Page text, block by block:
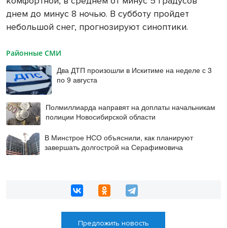
днем до минус 8 ночью. В субботу пройдет
небольшой снег, прогнозируют синоптики.
Районные СМИ
Два ДТП произошли в Искитиме на неделе с 3
по 9 августа
Полмиллиарда направят на доплаты начальникам
полиции Новосибирской области
В Минстрое НСО объяснили, как планируют
завершать долгострой на Серафимовича
Предложить новость